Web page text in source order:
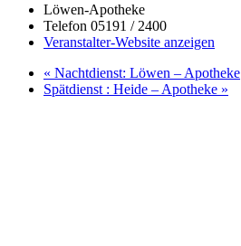
Löwen-Apotheke
Telefon 05191 / 2400
Veranstalter-Website anzeigen
« Nachtdienst: Löwen – Apotheke
Spätdienst : Heide – Apotheke »